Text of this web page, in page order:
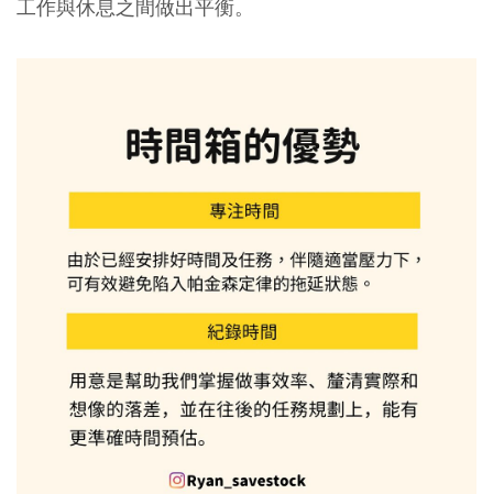
工作與休息之間做出平衡。